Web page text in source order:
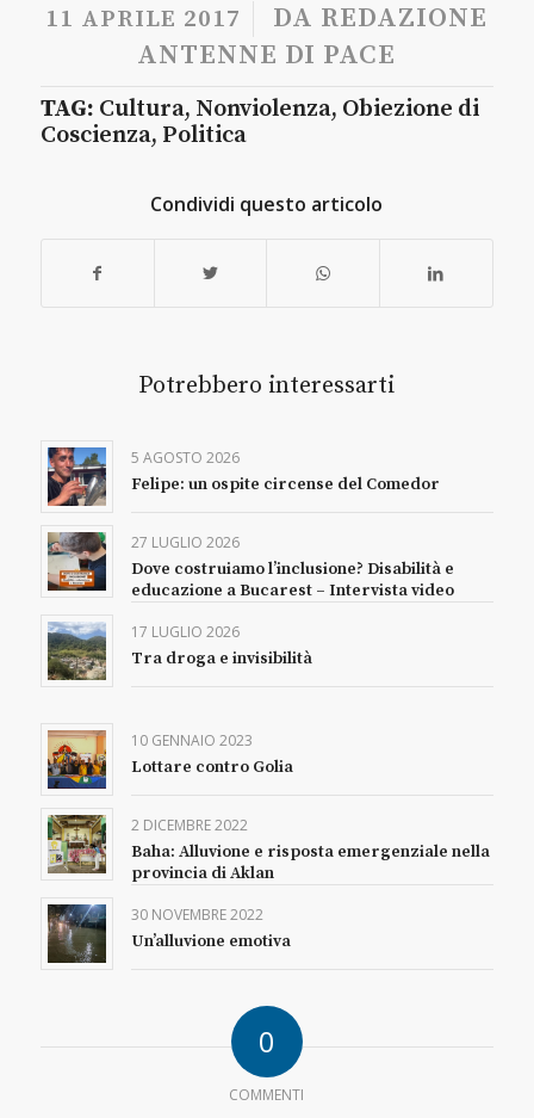
11 APRILE 2017
/ DA REDAZIONE
ANTENNE DI PACE
TAG: Cultura, Nonviolenza, Obiezione di
Coscienza, Politica
Condividi questo articolo
Potrebbero interessarti
5 AGOSTO 2026
Felipe: un ospite circense del Comedor
27 LUGLIO 2026
Dove costruiamo l’inclusione? Disabilità e
educazione a Bucarest – Intervista video
17 LUGLIO 2026
Tra droga e invisibilità
10 GENNAIO 2023
Lottare contro Golia
2 DICEMBRE 2022
Baha: Alluvione e risposta emergenziale nella
provincia di Aklan
30 NOVEMBRE 2022
Un’alluvione emotiva
0
COMMENTI